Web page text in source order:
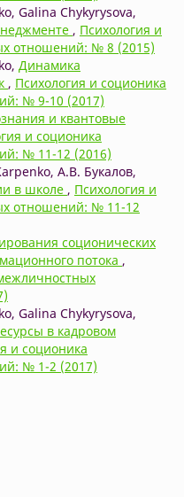
Galina Chykyrysova,
, Психология и
отношений: № 8 (2015)
Динамика
, Психология и соционика
№ 9-10 (2017)
и квантовые
и соционика
№ 11-12 (2016)
А.В. Букалов,
в школе , Психология и
отношений: № 11-12
соционических
потока ,
Galina Chykyrysova,
в кадровом
и соционика
№ 1-2 (2017)